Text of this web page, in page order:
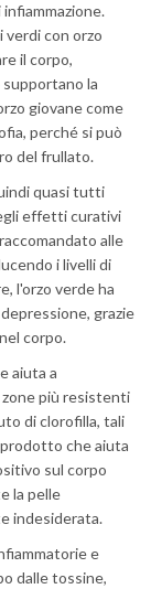
verdi con orzo
il corpo,
la
giovane come
perché si può
del frullato.
quasi tutti
effetti curativi
alle
i livelli di
l'orzo verde ha
grazie
corpo.
aiuta a
zone più resistenti
di clorofilla, tali
che aiuta
sul corpo
la pelle
indesiderata.
e
dalle tossine,